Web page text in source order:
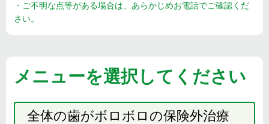
・ご不明な点等がある場合は、あらかじめお電話でご確認くだ
さい。
メニューを選択してください
全体の歯がボロボロの保険外治療